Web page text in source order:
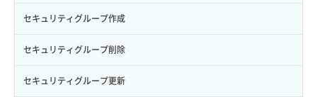
ボリューム作成
ボリューム削除
ボリューム更新
サーバーに紐づくセキュリティグループ取得
サーバープラン一覧取得
サーバープラン変更
セキュリティグループ作成
セキュリティグループ削除
セキュリティグループ更新